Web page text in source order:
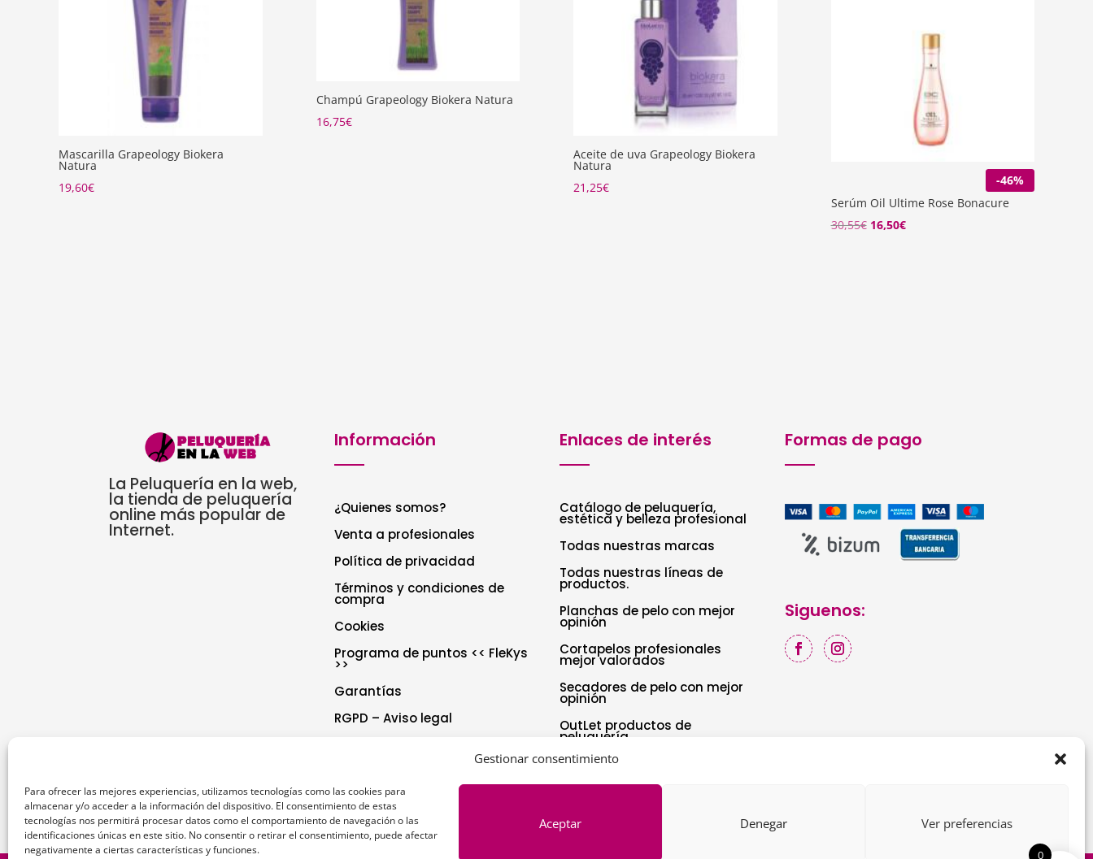
Gestionar consentimiento
Para ofrecer las mejores experiencias, utilizamos tecnologías como las cookies para
almacenar y/o acceder a la información del dispositivo. El consentimiento de estas
tecnologías nos permitirá procesar datos como el comportamiento de navegación o las
identificaciones únicas en este sitio. No consentir o retirar el consentimiento, puede afectar
negativamente a ciertas características y funciones.
Aceptar Denegar Ver preferencias
Mascarilla Grapeology Biokera
Natura
19,60€
Champú Grapeology Biokera Natura
16,75€
Aceite de uva Grapeology Biokera
Natura
21,25€
-46%
Serúm Oil Ultime Rose Bonacure
30,55€ El
16,50€El
La Peluquería en la web,
la tienda de peluquería
online más popular de
Internet.
Información
¿Quienes somos?
Venta a profesionales
Política de privacidad
Términos y condiciones de
compra
Cookies
Programa de puntos << FleKys
>>
Garantías
RGPD – Aviso legal
Enlaces de interés
Catálogo de peluquería,
estética y belleza profesional
Todas nuestras marcas
Todas nuestras líneas de
productos.
Planchas de pelo con mejor
opinión
Cortapelos profesionales
mejor valorados
Secadores de pelo con mejor
opinión
OutLet productos de
peluquería
Formas de pago
Siguenos:
0
1